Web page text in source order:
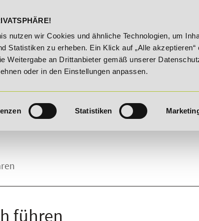
nutzen wir Cookies und ähnliche Technologien, um
Statistiken zu erheben. Ein Klick auf „Alle akzeptieren“
Weitergabe an Drittanbieter gemäß unserer
oder in den Einstellungen anpassen.
Statistiken
Unser Karrieretipp der Woche: 25% Rabatt auf "E-
führen